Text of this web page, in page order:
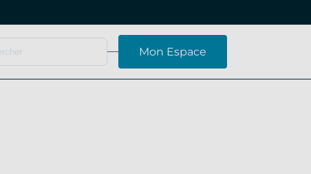
Mon Espace